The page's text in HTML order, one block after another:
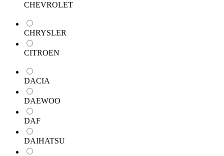
CHEVROLET
CHRYSLER
CITROEN
DACIA
DAEWOO
DAF
DAIHATSU